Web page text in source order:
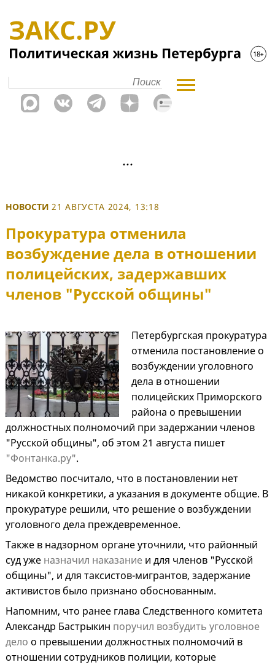
НОВОСТИ 21 АВГУСТА 2024, 13:18
Прокуратура отменила
возбуждение дела в отношении
полицейских, задержавших
членов "Русской общины"
Петербургская прокуратура
отменила постановление о
возбуждении уголовного
дела в отношении
полицейских Приморского
района о превышении
должностных полномочий при задержании членов
"Русской общины", об этом 21 августа пишет
"Фонтанка.ру".
Ведомство посчитало, что в постановлении нет
никакой конкретики, а указания в документе общие. В
прокуратуре решили, что решение о возбуждении
уголовного дела преждевременное.
Также в надзорном органе уточнили, что районный
суд уже назначил наказание и для членов "Русской
общины", и для таксистов-мигрантов, задержание
активистов было признано обоснованным.
Напомним, что ранее глава Следственного комитета
Александр Бастрыкин поручил возбудить уголовное
дело о превышении должностных полномочий в
отношении сотрудников полиции, которые